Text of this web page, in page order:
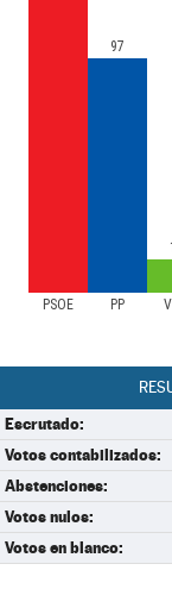
PSOE PP
97
Escrutado:
Votos contabilizados:
Abstenciones:
Votos nulos:
Votos en blanco: